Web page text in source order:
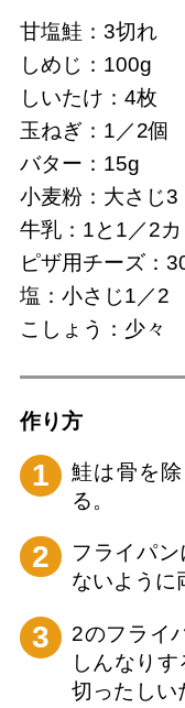
甘塩鮭：3切れ
しめじ：100g
しいたけ：4枚
玉ねぎ：1／2個
バター：15g
小麦粉：大さじ3
牛乳：1と1／2
ピザ用チーズ：
塩：小さじ1／2
こしょう：少々
作り⽅
1
鮭は骨を
る。
2
フライパ
ないように
3
2のフライ
しんなり
切ったしい